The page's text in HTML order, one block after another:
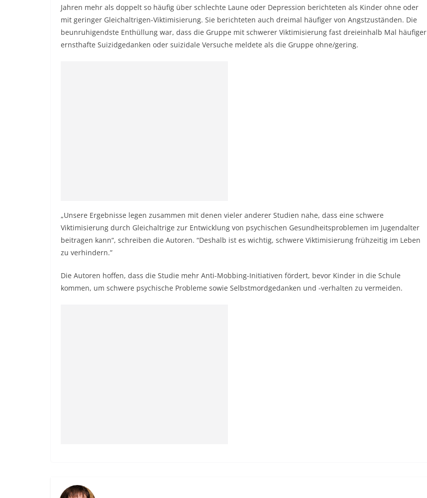
Jahren mehr als doppelt so häufig über schlechte Laune oder Depression berichteten als Kinder ohne oder
mit geringer Gleichaltrigen-Viktimisierung. Sie berichteten auch dreimal häufiger von Angstzuständen. Die
beunruhigendste Enthüllung war, dass die Gruppe mit schwerer Viktimisierung fast dreieinhalb Mal häufiger
ernsthafte Suizidgedanken oder suizidale Versuche meldete als die Gruppe ohne/gering.
„Unsere Ergebnisse legen zusammen mit denen vieler anderer Studien nahe, dass eine schwere
Viktimisierung durch Gleichaltrige zur Entwicklung von psychischen Gesundheitsproblemen im Jugendalter
beitragen kann“, schreiben die Autoren. “Deshalb ist es wichtig, schwere Viktimisierung frühzeitig im Leben
zu verhindern.”
Die Autoren hoffen, dass die Studie mehr Anti-Mobbing-Initiativen fördert, bevor Kinder in die Schule
kommen, um schwere psychische Probleme sowie Selbstmordgedanken und -verhalten zu vermeiden.